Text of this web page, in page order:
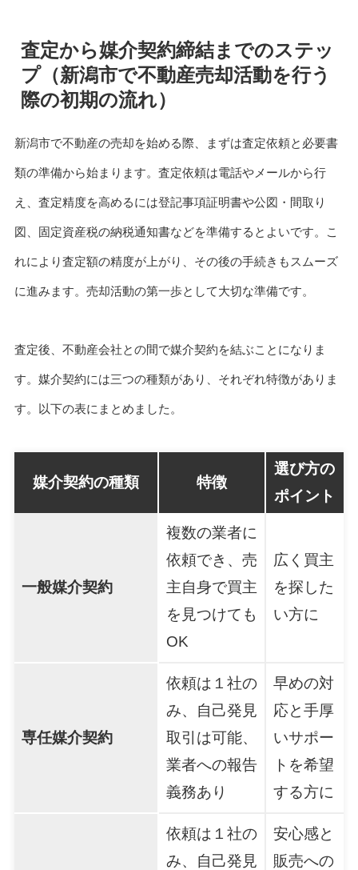
査定から媒介契約締結までのステッ
プ（新潟市で不動産売却活動を行う
際の初期の流れ）
新潟市で不動産の売却を始める際、まずは査定依頼と必要書
類の準備から始まります。査定依頼は電話やメールから行
え、査定精度を高めるには登記事項証明書や公図・間取り
図、固定資産税の納税通知書などを準備するとよいです。こ
れにより査定額の精度が上がり、その後の手続きもスムーズ
に進みます。売却活動の第一歩として大切な準備です。
査定後、不動産会社との間で媒介契約を結ぶことになりま
す。媒介契約には三つの種類があり、それぞれ特徴がありま
す。以下の表にまとめました。
媒介契約の種類 特徴
選び方の
ポイント
一般媒介契約
複数の業者に
依頼でき、売
主自身で買主
を見つけても
OK
広く買主
を探した
い方に
専任媒介契約
依頼は１社の
み、自己発見
取引は可能、
業者への報告
義務あり
早めの対
応と手厚
いサポー
トを希望
する方に
依頼は１社の
み、自己発見
安心感と
販売への